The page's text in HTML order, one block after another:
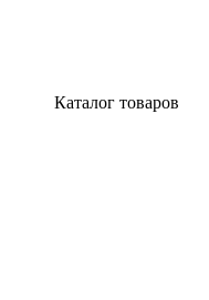
Каталог товаров